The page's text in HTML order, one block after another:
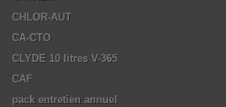
CHLOR-AUT
CA-CTO
CLYDE 10 litres V-365
CAF
pack entretien annuel